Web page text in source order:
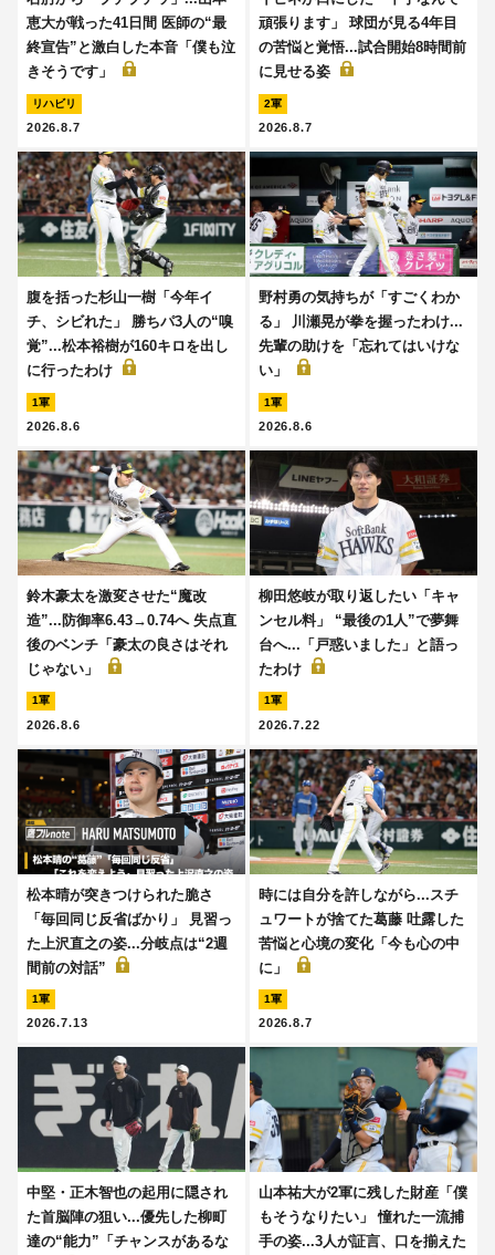
恵大が戦った41日間 医師の“最
終宣告”と激白した本音「僕も泣
きそうです」
リハビリ
2026.8.7
頑張ります」 球団が見る4年目
の苦悩と覚悟...試合開始8時間前
に見せる姿
2軍
2026.8.7
腹を括った杉山一樹「今年イ
チ、シビれた」 勝ちパ3人の“嗅
覚”...松本裕樹が160キロを出し
に行ったわけ
1軍
2026.8.6
野村勇の気持ちが「すごくわか
る」 川瀬晃が拳を握ったわけ...
先輩の助けを「忘れてはいけな
い」
1軍
2026.8.6
鈴木豪太を激変させた“魔改
造”...防御率6.43→0.74へ 失点直
後のベンチ「豪太の良さはそれ
じゃない」
1軍
2026.8.6
柳田悠岐が取り返したい「キャ
ンセル料」 “最後の1人”で夢舞
台へ...「戸惑いました」と語っ
たわけ
1軍
2026.7.22
松本晴が突きつけられた脆さ
「毎回同じ反省ばかり」 見習っ
た上沢直之の姿...分岐点は“2週
間前の対話”
1軍
2026.7.13
時には自分を許しながら...スチ
ュワートが捨てた葛藤 吐露した
苦悩と心境の変化「今も心の中
に」
1軍
2026.8.7
中堅・正木智也の起用に隠され
た首脳陣の狙い...優先した柳町
達の“能力”「チャンスがあるな
山本祐大が2軍に残した財産「僕
もそうなりたい」 憧れた一流捕
手の姿...3人が証言、口を揃えた